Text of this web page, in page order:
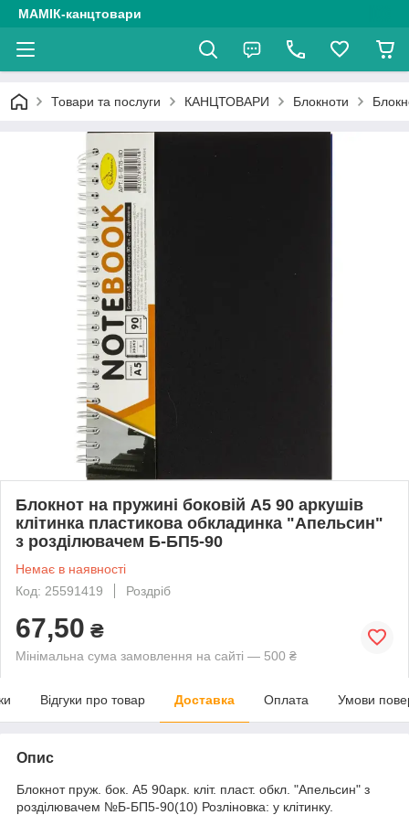
МАМІК-канцтовари
Товари та послуги КАНЦТОВАРИ Блокноти
Блокнот на пружині боковій A5 90 аркушів
клітинка пластикова обкладинка "Апельсин"
з розділювачем Б-БП5-90
Немає в наявності
Код: 25591419
Роздріб
67,50 ₴
Мінімальна сума замовлення на сайті — 500 ₴
Відгуки про товар Доставка Оплата Умови
Опис
Блокнот пруж. бок. A5 90арк. кліт. пласт. обкл. "Апельсин" з
розділювачем №Б-БП5-90(10) Розліновка: у клітинку.